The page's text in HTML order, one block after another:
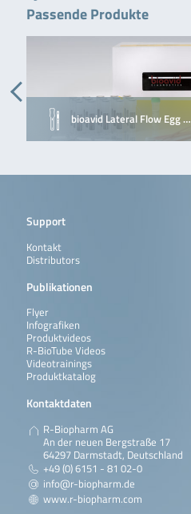
Passende Produkte
bioavid Lateral Flow Egg …
Support
Kontakt
Distributors
Publikationen
Flyer
Infografiken
Produktvideos
R-BioTube Videos
Videotrainings
Produktkatalog
Kontaktdaten
R-Biopharm AG
An der neuen Bergstraße 17
64297 Darmstadt, Deutschland
+49 (0) 6151 - 81 02-0
info@r-biopharm.de
www.r-biopharm.com